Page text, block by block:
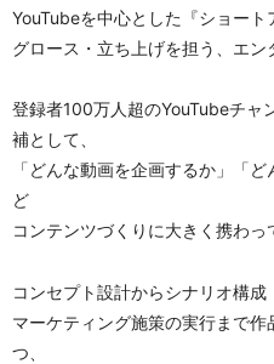
YouTubeを中心とした『ショー
グロース・立ち上げを担う、エン
登録者100万人超のYouTubeチャ
補として、
「どんな動画を企画するか」「
ど
コンテンツづくりに大きく携わっ
コンセプト設計からシナリオ構成
マーケティング施策の実行まで
つ、